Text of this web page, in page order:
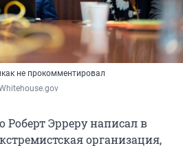
не прокомментировал
Эрреру написал в
организация,